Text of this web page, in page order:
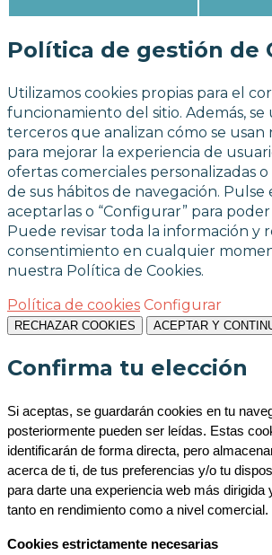
Política de gestión de
Utilizamos cookies propias para el
funcionamiento del sitio. Además, se
terceros que analizan cómo se usan
para mejorar la experiencia de
ofertas comerciales personalizadas o
de sus hábitos de navegación. Pulse
aceptarlas o “Configurar” para
Puede revisar toda la información y
consentimiento en cualquier
nuestra Política de Cookies.
Política de cookies Configurar
RECHAZAR COOKIES ACEPTAR Y
Confirma tu elección
Si aceptas, se guardarán cookies en tu
posteriormente pueden ser leídas. Estas
identificarán de forma directa, pero
acerca de ti, de tus preferencias y/o tu
para darte una experiencia web más dirigida
tanto en rendimiento como a nivel comercial.
Cookies estrictamente necesarias